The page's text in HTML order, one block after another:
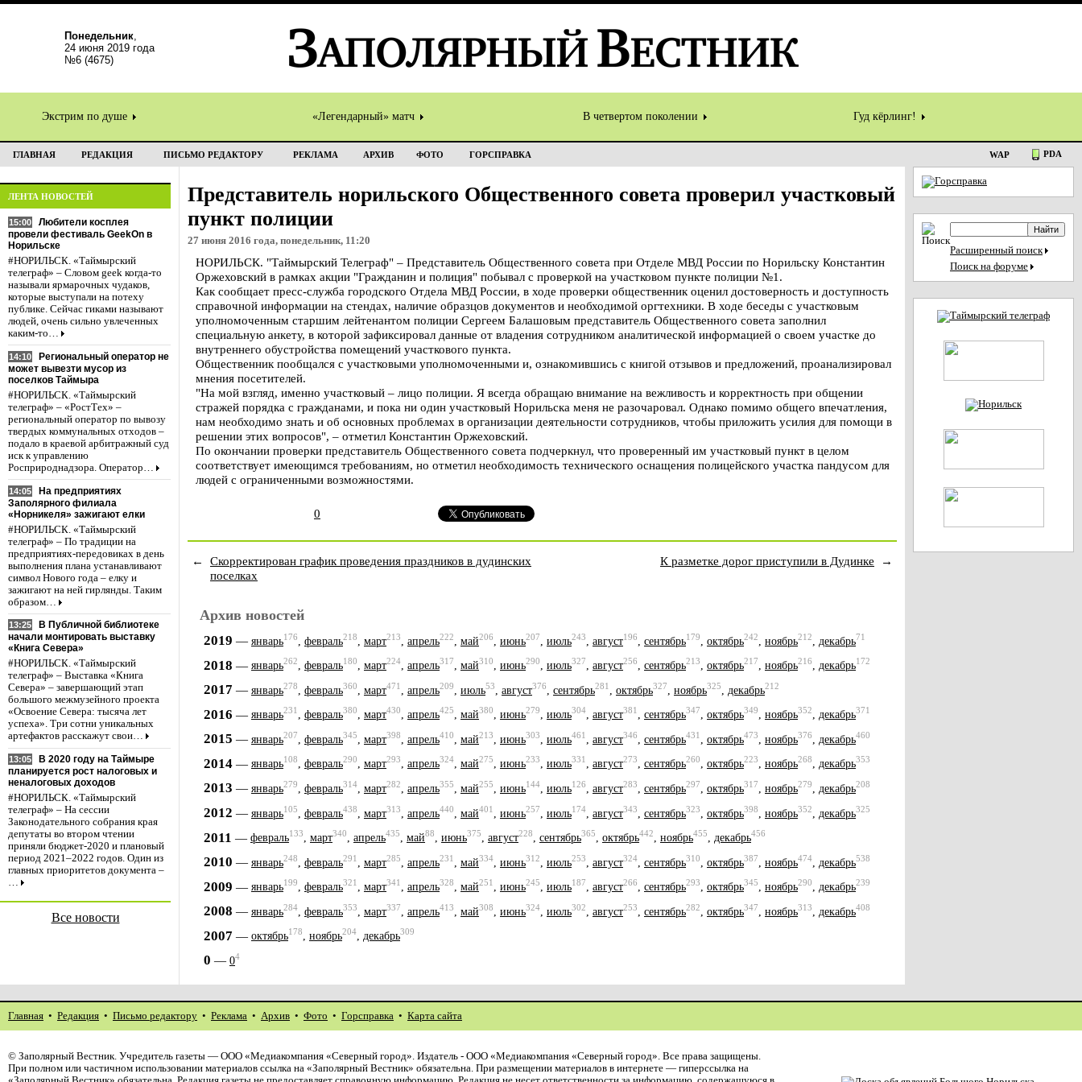
Понедельник,
24 июня 2019 года
№6 (4675)
Экстрим по душе «Легендарный» матч В четвертом поколении Гуд кёрлинг!
ГЛАВНАЯ РЕДАКЦИЯ ПИСЬМО РЕДАКТОРУ РЕКЛАМА АРХИВ ФОТО ГОРСПРАВКА WAP PDA
ЛЕНТА НОВОСТЕЙ
15:00
Любители косплея
провели фестиваль GeekOn в
Норильске
#НОРИЛЬСК. «Таймырский
телеграф» – Словом geek когда-то
называли ярмарочных чудаков,
которые выступали на потеху
публике. Сейчас гиками называют
людей, очень сильно увлеченных
каким-то…
14:10
Региональный оператор не
может вывезти мусор из
поселков Таймыра
#НОРИЛЬСК. «Таймырский
телеграф» – «РостТех» –
региональный оператор по вывозу
твердых коммунальных отходов –
подало в краевой арбитражный суд
иск к управлению
Росприроднадзора. Оператор…
14:05
На предприятиях
Заполярного филиала
«Норникеля» зажигают елки
#НОРИЛЬСК. «Таймырский
телеграф» – По традиции на
предприятиях-передовиках в день
выполнения плана устанавливают
символ Нового года – елку и
зажигают на ней гирлянды. Таким
образом…
13:25
В Публичной библиотеке
начали монтировать выставку
«Книга Севера»
#НОРИЛЬСК. «Таймырский
телеграф» – Выставка «Книга
Севера» – завершающий этап
большого межмузейного проекта
«Освоение Севера: тысяча лет
успеха». Три сотни уникальных
артефактов расскажут свои…
13:05
В 2020 году на Таймыре
планируется рост налоговых и
неналоговых доходов
#НОРИЛЬСК. «Таймырский
телеграф» – На сессии
Законодательного собрания края
депутаты во втором чтении
приняли бюджет-2020 и плановый
период 2021–2022 годов. Один из
главных приоритетов документа –
…
Все новости
Представитель норильского Общественного совета проверил участковый
пункт полиции
27 июня 2016 года, понедельник, 11:20
НОРИЛЬСК. "Таймырский Телеграф" – Представитель Общественного совета при Отделе МВД России по Норильску Константин
Оржеховский в рамках акции "Гражданин и полиция" побывал с проверкой на участковом пункте полиции №1.
Как сообщает пресс-служба городского Отдела МВД России, в ходе проверки общественник оценил достоверность и доступность
справочной информации на стендах, наличие образцов документов и необходимой оргтехники. В ходе беседы с участковым
уполномоченным старшим лейтенантом полиции Сергеем Балашовым представитель Общественного совета заполнил
специальную анкету, в которой зафиксировал данные от владения сотрудником аналитической информацией о своем участке до
внутреннего обустройства помещений участкового пункта.
Общественник пообщался с участковыми уполномоченными и, ознакомившись с книгой отзывов и предложений, проанализировал
мнения посетителей.
"На мой взгляд, именно участковый – лицо полиции. Я всегда обращаю внимание на вежливость и корректность при общении
стражей порядка с гражданами, и пока ни один участковый Норильска меня не разочаровал. Однако помимо общего впечатления,
нам необходимо знать и об основных проблемах в организации деятельности сотрудников, чтобы приложить усилия для помощи в
решении этих вопросов", – отметил Константин Оржеховский.
По окончании проверки представитель Общественного совета подчеркнул, что проверенный им участковый пункт в целом
соответствует имеющимся требованиям, но отметил необходимость технического оснащения полицейского участка пандусом для
людей с ограниченными возможностями.
0
←
Скорректирован график проведения праздников в дудинских
поселках
К разметке дорог приступили в Дудинке →
Архив новостей
2019 — январь176 февраль218 март213 апрель222 май206 июнь207 июль243 август196 сентябрь179 октябрь242 ноябрь212 декабрь71
2018 — январь262, февраль180, март224, апрель317, май310, июнь290, июль327, август256, сентябрь213, октябрь217, ноябрь216, декабрь172
2017 — январь278 февраль360 март471 апрель209 июль53 август376 сентябрь281 октябрь327 ноябрь325 декабрь212
2016 — январь231, февраль380, март430, апрель425, май380, июнь279, июль304, август381, сентябрь347, октябрь349, ноябрь352, декабрь371
2015 — январь207 февраль345 март398 апрель410 май213 июнь303 июль461 август346 сентябрь431 октябрь473 ноябрь376 декабрь460
2014 — январь108, февраль290, март293, апрель324, май275, июнь233, июль331, август273, сентябрь260, октябрь223, ноябрь268, декабрь353
2013 — январь279 февраль314 март282 апрель355 май255 июнь144 июль126 август283 сентябрь297 октябрь317 ноябрь279 декабрь208
2012 — январь105 февраль438 март313 апрель440 май401 июнь257 июль174 август343 сентябрь323 октябрь398 ноябрь352 декабрь325
2011 — февраль133, март340, апрель435, май88, июнь375, август228, сентябрь365, октябрь442, ноябрь455, декабрь456
2010 — январь248 февраль291 март285 апрель231 май334 июнь312 июль253 август324 сентябрь310 октябрь387 ноябрь474 декабрь538
2009 — январь199, февраль321, март341, апрель328, май251, июнь245, июль187, август266, сентябрь293, октябрь345, ноябрь290, декабрь239
2008 — январь284 февраль353 март337 апрель413 май308 июнь324 июль302 август253 сентябрь282 октябрь347 ноябрь313 декабрь408
2007 — октябрь178, ноябрь204, декабрь309
0 — 04
Расширенный поиск
Поиск на форуме
Главная • Редакция • Письмо редактору • Реклама • Архив • Фото • Горсправка • Карта сайта
© Заполярный Вестник. Учредитель газеты — ООО «Медиакомпания «Северный город». Издатель - ООО «Медиакомпания «Северный город». Все права защищены.
При полном или частичном использовании материалов ссылка на «Заполярный Вестник» обязательна. При размещении материалов в интернете — гиперссылка на